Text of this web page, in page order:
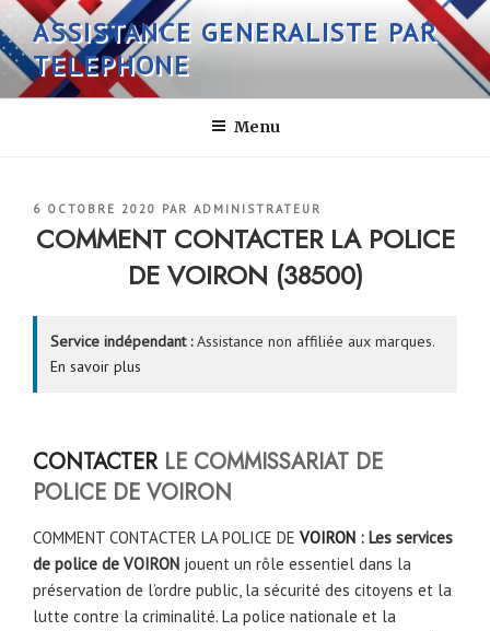
Aller
au
contenu
principal
ASSISTANCE GENERALISTE PAR
TELEPHONE
Menu
PUBLIÉ
LE
6 OCTOBRE 2020 PAR ADMINISTRATEUR
COMMENT CONTACTER LA POLICE
DE VOIRON (38500)
Service indépendant :Assistance non affiliée aux marques.
En savoir plus
CONTACTERLE COMMISSARIAT DE
POLICE DE VOIRON
COMMENT CONTACTER LA POLICE DE VOIRON : Les services
de police de VOIRON jouent un rôle essentiel dans la
préservation de l’ordre public, la sécurité des citoyens et la
lutte contre la criminalité. La police nationale et la